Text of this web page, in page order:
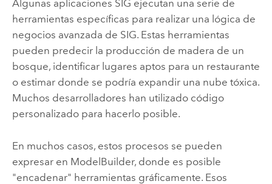
Algunas aplicaciones SIG ejecutan una serie de
herramientas específicas para realizar una lógica de
negocios avanzada de SIG. Estas herramientas
pueden predecir la producción de madera de un
bosque, identificar lugares aptos para un restaurante
o estimar donde se podría expandir una nube tóxica.
Muchos desarrolladores han utilizado código
personalizado para hacerlo posible.
En muchos casos, estos procesos se pueden
expresar en ModelBuilder, donde es posible
"encadenar" herramientas gráficamente. Esos